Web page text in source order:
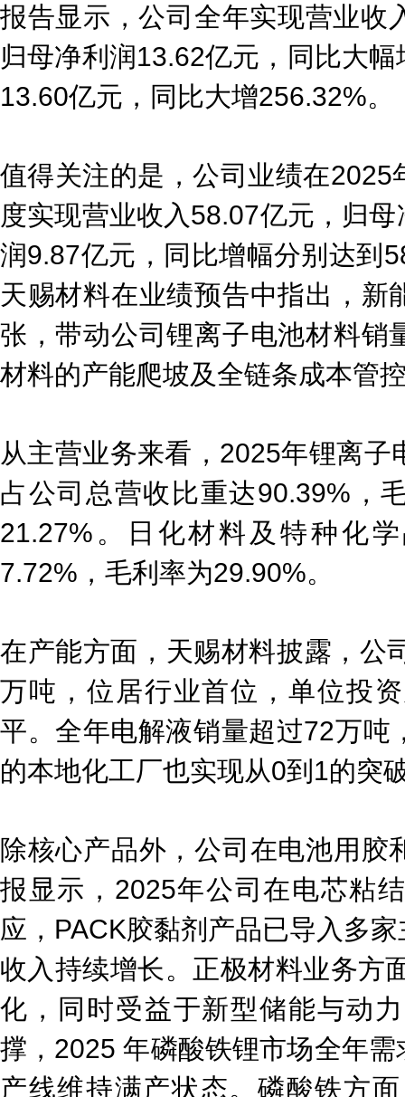
报告显示，公司全年实现营业收
归母净利润13.62亿元，同比大
13.60亿元，同比大增256.32%。
值得关注的是，公司业绩在
度实现营业收入58.07亿元，归
润9.87亿元，同比增幅分别达到
天赐材料在业绩预告中指出，新
张，带动公司锂离子电池材料销
材料的产能爬坡及全链条成本管
从主营业务来看，2025年锂离
占公司总营收比重达90.39%，
21.27%。日化材料及特种化
7.72%，毛利率为29.90%。
在产能方面，天赐材料披露，公
万吨，位居行业首位，单位投
平。全年电解液销量超过72万
的本地化工厂也实现从0到1的突
除核心产品外，公司在电池用胶
报显示，2025年公司在电芯粘
应，PACK胶黏剂产品已导入多
收入持续增长。正极材料业务方
化，同时受益于新型储能与动
撑，2025 年磷酸铁锂市场全年
产线维持满产状态。磷酸铁方